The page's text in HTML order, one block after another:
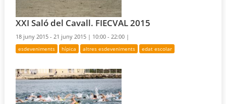
XXI Saló del Cavall. FIECVAL 2015
18 juny 2015 - 21 juny 2015 | 10:00 - 22:00 |
esdeveniments hípica altres esdeveniments edat escolar